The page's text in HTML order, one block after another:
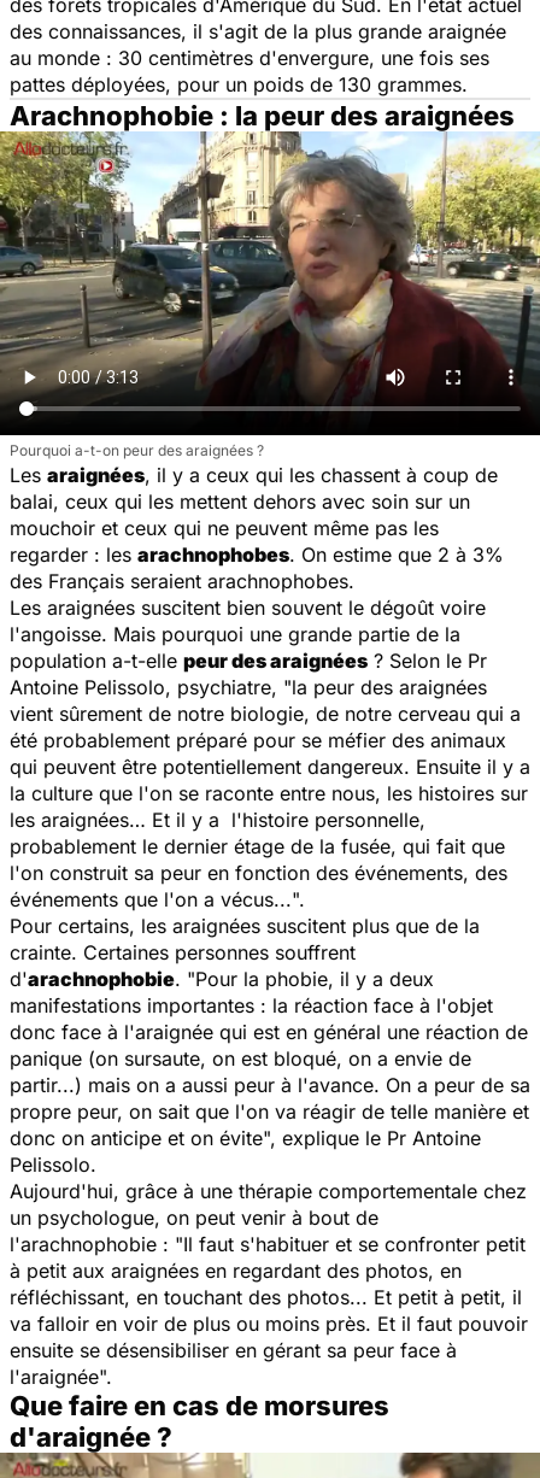
des connaissances, il s'agit de la plus grande araignée
au monde : 30 centimètres d'envergure, une fois ses
pattes déployées, pour un poids de 130 grammes.
Arachnophobie : la peur des araignées
Pourquoi a-t-on peur des araignées ?
Les araignées, il y a ceux qui les chassent à coup de
balai, ceux qui les mettent dehors avec soin sur un
mouchoir et ceux qui ne peuvent même pas les
regarder : les arachnophobes. On estime que 2 à 3%
des Français seraient arachnophobes.
Les araignées suscitent bien souvent le dégoût voire
l'angoisse. Mais pourquoi une grande partie de la
population a-t-elle peur des araignées ? Selon le Pr
Antoine Pelissolo, psychiatre, "la peur des araignées
vient sûrement de notre biologie, de notre cerveau qui a
été probablement préparé pour se méfier des animaux
qui peuvent être potentiellement dangereux. Ensuite il y a
la culture que l'on se raconte entre nous, les histoires sur
les araignées… Et il y a l'histoire personnelle,
probablement le dernier étage de la fusée, qui fait que
l'on construit sa peur en fonction des événements, des
événements que l'on a vécus...".
Pour certains, les araignées suscitent plus que de la
crainte. Certaines personnes souffrent
d'arachnophobie. "Pour la phobie, il y a deux
manifestations importantes : la réaction face à l'objet
donc face à l'araignée qui est en général une réaction de
panique (on sursaute, on est bloqué, on a envie de
partir...) mais on a aussi peur à l'avance. On a peur de sa
propre peur, on sait que l'on va réagir de telle manière et
donc on anticipe et on évite", explique le Pr Antoine
Pelissolo.
Aujourd'hui, grâce à une thérapie comportementale chez
un psychologue, on peut venir à bout de
l'arachnophobie : "Il faut s'habituer et se confronter petit
à petit aux araignées en regardant des photos, en
réfléchissant, en touchant des photos... Et petit à petit, il
va falloir en voir de plus ou moins près. Et il faut pouvoir
ensuite se désensibiliser en gérant sa peur face à
l'araignée".
Que faire en cas de morsures
d'araignée ?